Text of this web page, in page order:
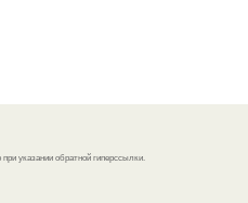
указании обратной гиперссылки.